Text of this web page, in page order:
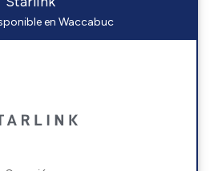
en Waccabuc